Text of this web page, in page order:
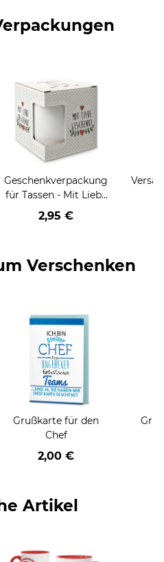
Geschenkverpackung
für Tassen - Mit Liebe
geschenkt
2,95 €
Verschenken
Grußkarte für den
Chef
2,00 €
Artikel